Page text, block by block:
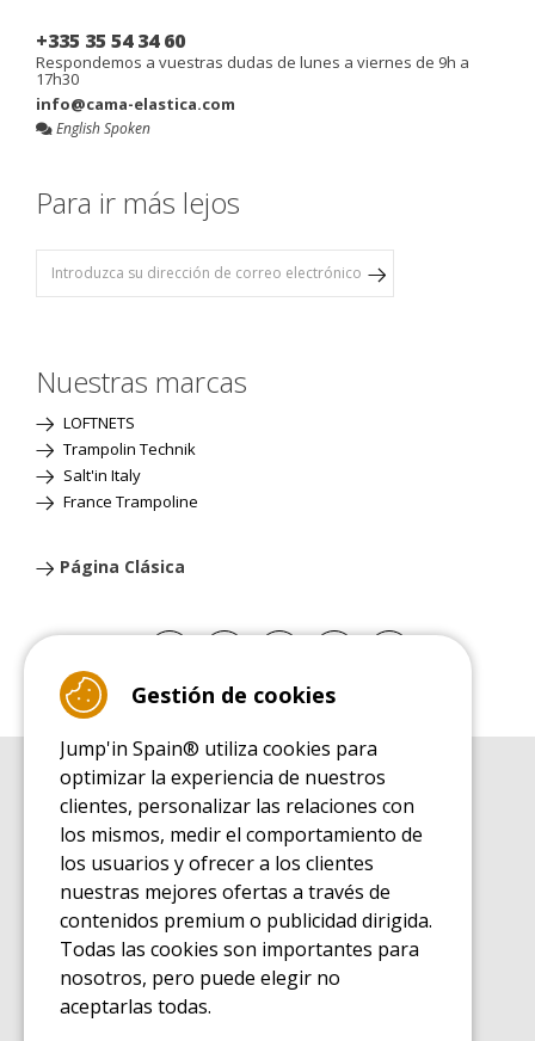
+335 35 54 34 60
Respondemos a vuestras dudas de lunes a viernes de 9h a
17h30
info@cama-elastica.com
English Spoken
Para ir más lejos
Nuestras marcas
LOFTNETS
Trampolin Technik
Salt'in Italy
France Trampoline
Página Clásica
GUÍA DE COMPRA
Guía de compra para las camas elásticas de ocio
GUÍA DE INSTALACIÓN
Guía de montaje para la cama elástica de ocio
GUÍA DE MANTENIMIENTO
Guía de mantenimiento de las camas elásticas de ocio
GUÍA DE INICIO
Guía de descubrimiento de las camas elásticas de ocio
GUÍA DE COMPRA PIEZAS DE RECAMBIO
Gestión de cookies
Jump'in Spain® utiliza cookies para
optimizar la experiencia de nuestros
clientes, personalizar las relaciones con
los mismos, medir el comportamiento de
los usuarios y ofrecer a los clientes
nuestras mejores ofertas a través de
contenidos premium o publicidad dirigida.
Todas las cookies son importantes para
nosotros, pero puede elegir no
aceptarlas todas.